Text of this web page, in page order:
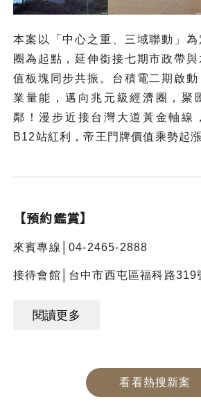
本案以「中心之重、三域聯動」
圈為起點，延伸銜接七期市政帶
值板塊同步共振。台積電二期啟
業量能，邁向兆元級經濟圈，聚
鄰！漫步近接台灣大道黃金軸線
B12站紅利，帝王門牌價值乘勢起漲
【預約鑑賞】
來賓專線│04-2465-2888
接待會館│台中市西屯區福科路319
閱讀更多
看看熱搜新案